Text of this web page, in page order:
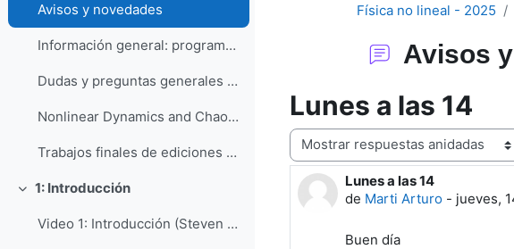
Avisos y novedades
Información general: programa, requisitos, evaluación, bibliografía
Dudas y preguntas generales (foro abierto a la participación)
Nonlinear Dynamics and Chaos (S.H. Strogatz) (pdf)
Trabajos finales de ediciones previas
Colapsar
1: Introducción
Video 1: Introducción (Steven Strogatz)
Física no lineal - 2025
Avisos
Lunes a las 14
Mostrar modo
Lunes a las 14
de Marti Arturo - jueves,
Número de respuestas: 1
Buen día